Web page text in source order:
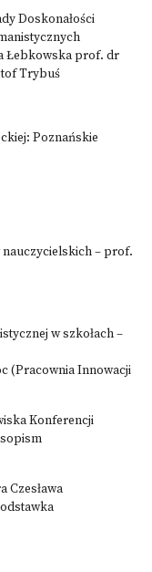
Doskonałości
Łebkowska prof. dr
Trybuś
Poznańskie
nauczycielskich – prof.
w szkołach –
(Pracownia Innowacji
Konferencji
Czesława